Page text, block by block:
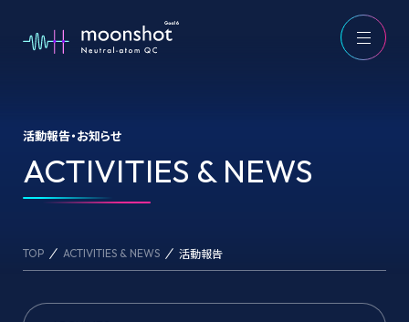
活動報告・お知らせ
ACTIVITIES & NEWS
ACTIVITIES & NEWS
TOP ACTIVITIES & NEWS 活動報告